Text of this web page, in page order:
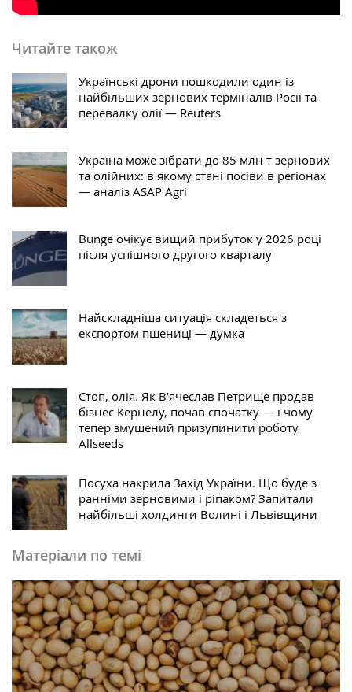
Читайте також
Українські дрони пошкодили один із
найбільших зернових терміналів Росії та
перевалку олії — Reuters
Україна може зібрати до 85 млн т зернових
та олійних: в якому стані посіви в регіонах
— аналіз ASAP Agri
Bunge очікує вищий прибуток у 2026 році
після успішного другого кварталу
Найскладніша ситуація складеться з
експортом пшениці — думка
Стоп, олія. Як В’ячеслав Петрище продав
бізнес Кернелу, почав спочатку — і чому
тепер змушений призупинити роботу
Allseeds
Посуха накрила Захід України. Що буде з
ранніми зерновими і ріпаком? Запитали
найбільші холдинги Волині і Львівщини
Матеріали по темі